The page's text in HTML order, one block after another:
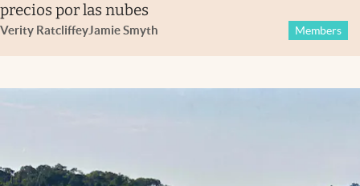
precios por las nubes
Verity RatcliffeyJamie Smyth Members